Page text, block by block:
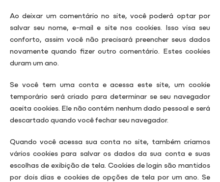
Ao deixar um comentário no site, você poderá optar por
salvar seu nome, e-mail e site nos cookies. Isso visa seu
conforto, assim você não precisará preencher seus dados
novamente quando fizer outro comentário. Estes cookies
duram um ano.
Se você tem uma conta e acessa este site, um cookie
temporário será criado para determinar se seu navegador
aceita cookies. Ele não contém nenhum dado pessoal e será
descartado quando você fechar seu navegador.
Quando você acessa sua conta no site, também criamos
vários cookies para salvar os dados da sua conta e suas
escolhas de exibição de tela. Cookies de login são mantidos
por dois dias e cookies de opções de tela por um ano. Se